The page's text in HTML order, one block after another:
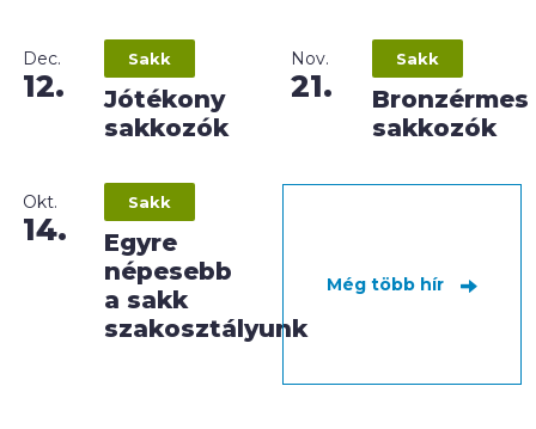
Dec.
12.
Sakk
Jótékony
sakkozók
Nov.
21.
Sakk
Bronzérmes
sakkozók
Okt.
14.
Sakk
Egyre
népesebb
a sakk
szakosztályunk
Még több hír